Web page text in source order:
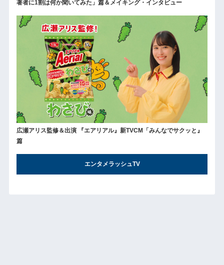
著者に1割は何か聞いてみた」篇＆メイキング・インタビュー
広瀬アリス監修＆出演 『エアリアル』新TVCM「みんなでサクッと』
篇
エンタメラッシュTV